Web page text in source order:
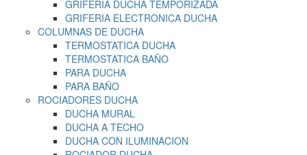
GRIFERIA DUCHA TEMPORIZADA
GRIFERIA ELECTRONICA DUCHA
COLUMNAS DE DUCHA
TERMOSTATICA DUCHA
TERMOSTATICA BAÑO
PARA DUCHA
PARA BAÑO
ROCIADORES DUCHA
DUCHA MURAL
DUCHA A TECHO
DUCHA CON ILUMINACION